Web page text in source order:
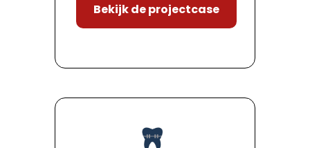
Bekijk de projectcase